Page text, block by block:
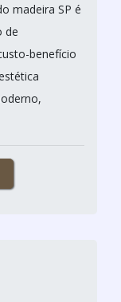
madeira SP é
de
benefício